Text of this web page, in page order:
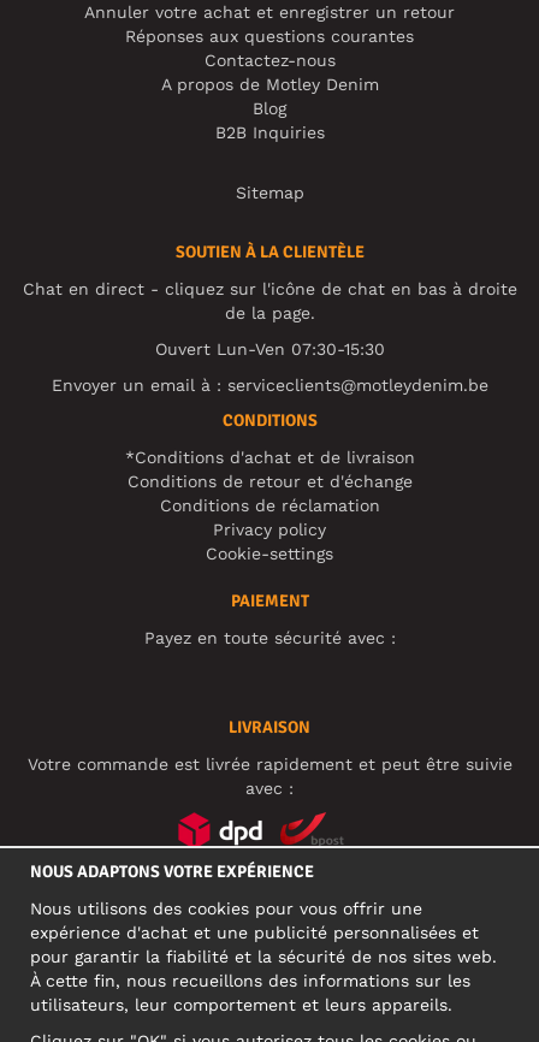
Annuler votre achat et enregistrer un retour
Réponses aux questions courantes
Contactez-nous
A propos de Motley Denim
Blog
B2B Inquiries
Sitemap
SOUTIEN À LA CLIENTÈLE
Chat en direct - cliquez sur l'icône de chat en bas à droite
de la page.
Ouvert Lun-Ven 07:30-15:30
Envoyer un email à : serviceclients@motleydenim.be
CONDITIONS
*Conditions d'achat et de livraison
Conditions de retour et d'échange
Conditions de réclamation
Privacy policy
Cookie-settings
PAIEMENT
Payez en toute sécurité avec :
LIVRAISON
Votre commande est livrée rapidement et peut être suivie
avec :
ADRESSE PROFESSIONNELLE
NOUS ADAPTONS VOTRE EXPÉRIENCE
Nous utilisons des cookies pour vous offrir une
expérience d'achat et une publicité personnalisées et
pour garantir la fiabilité et la sécurité de nos sites web.
À cette fin, nous recueillons des informations sur les
utilisateurs, leur comportement et leurs appareils.